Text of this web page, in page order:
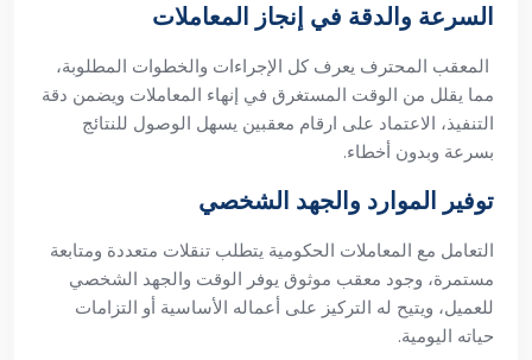
السرعة والدقة في إنجاز المعاملات
المعقب المحترف يعرف كل الإجراءات والخطوات المطلوبة،
مما يقلل من الوقت المستغرق في إنهاء المعاملات ويضمن دقة
التنفيذ، الاعتماد على ارقام معقبين يسهل الوصول للنتائج
بسرعة وبدون أخطاء.
توفير الموارد والجهد الشخصي
التعامل مع المعاملات الحكومية يتطلب تنقلات متعددة ومتابعة
مستمرة، وجود معقب موثوق يوفر الوقت والجهد الشخصي
للعميل، ويتيح له التركيز على أعماله الأساسية أو التزامات
حياته اليومية.